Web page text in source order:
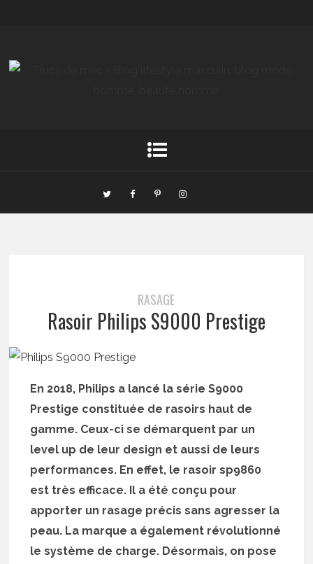
RASAGE
Rasoir Philips S9000 Prestige
En 2018, Philips a lancé la série S9000
Prestige constituée de rasoirs haut de
gamme. Ceux-ci se démarquent par un
level up de leur design et aussi de leurs
performances. En effet, le rasoir sp9860
est très efficace. Il a été conçu pour
apporter un rasage précis sans agresser la
peau. La marque a également révolutionné
le système de charge. Désormais, on pose